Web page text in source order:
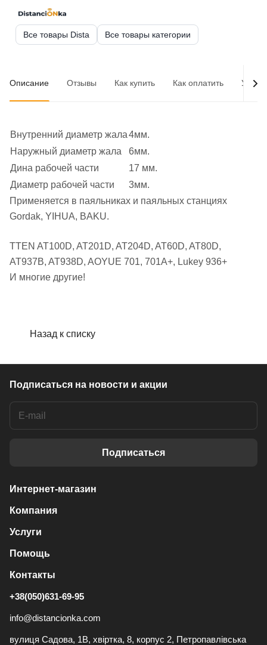
Все товары Dista Все товары категории
Описание Отзывы Как купить Как оплатить
Внутренний диаметр жала4мм.
Наружный диаметр жала
6мм.
Дина рабочей части
17 мм.
Диаметр рабочей части
3мм.
Применяется в паяльниках и паяльных станциях
Gordak, YIHUA, BAKU.
TTEN AT100D, AT201D, AT204D, AT60D, AT80D,
AT937B, AT938D, AOYUE 701, 701A+, Lukey 936+
И многие другие!
Назад к списку
Подписаться на новости и акции
Подписаться
Интернет-магазин
Компания
Услуги
Помощь
Контакты
+38(050)631-69-95
info@distancionka.com
вулиця Садова, 1В, хвіртка, 8, корпус 2, Петропавлівська